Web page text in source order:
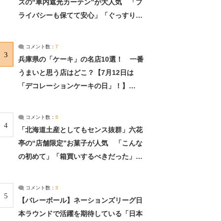
ズの“車内遮光カーテン”が大人気 「プ
ライバシーも保てて安心」「ぐっすり眠
3
コメント数： 7
兵庫県の「ケーキ」の名店10選！ 一番
うまいと思う店はどこ？【7月12日は
「デコレーションケーキの日」！】
4
コメント数： 5
「北海道土産としてもセンス抜群」六花
亭の“店舗限定”お菓子が人気 「こんな
の初めて」「箱買いするべきだった」
5
コメント数： 3
【バレーボール】ネーションズリーグ日
本ラウンドで活躍を期待している「日本